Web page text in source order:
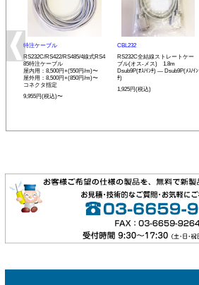
特注ケーブル
RS232C/RS422/RS485/4線式RS4
85特注ケーブル
屋内用：8,500円+(550円/m)〜
屋外用：8,500円+(850円/m)〜
コネクタ指定
9,955円(税込)〜
CBL232
RS232C全結線ストレートケー
ブル(オス-メス) 1.8m
Dsub9P(ｵｽ/ｲﾝﾁ) ― Dsub9P(ﾒｽ/ｲﾝ
ﾁ)
1,925円(税込)